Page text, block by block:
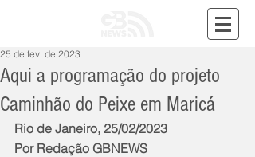
Aqui a programação do projeto
Caminhão do Peixe em Maricá
25 de fev. de 2023
Rio de Janeiro, 25/02/2023
Por Redação GBNEWS